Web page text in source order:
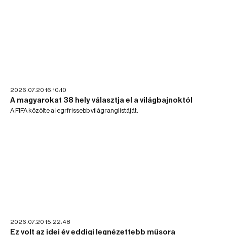
2026.07.20 16:10:10
A magyarokat 38 hely választja el a világbajnoktól
A FIFA közölte a legrfrissebb világranglistáját.
2026.07.20 15:22:48
Ez volt az idei év eddigi legnézettebb műsora